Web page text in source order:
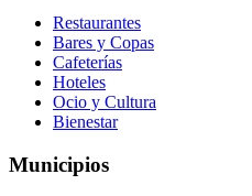
Restaurantes
Bares y Copas
Cafeterías
Hoteles
Ocio y Cultura
Bienestar
Municipios